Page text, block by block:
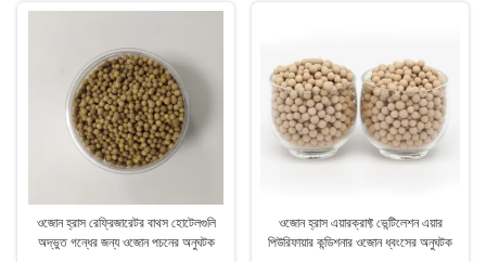
ওজোন হ্রাস রেফ্রিজারেটর বাথস হোটেলগুলি
অদ্ভুত গন্ধের জন্য ওজোন পচনের অনুঘটক
ওজোন হ্রাস এয়ারক্রাফ্ট ভেন্টিলেশন এয়ার
পিউরিফায়ার কন্ডিশনার ওজোন ধ্বংসের অনুঘটক